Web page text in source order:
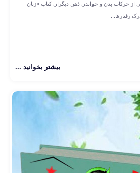
از حرکات بدن و خواندن ذهن دیگران کتاب «زبان
رفتارها...
بیشتر بخوانید ...